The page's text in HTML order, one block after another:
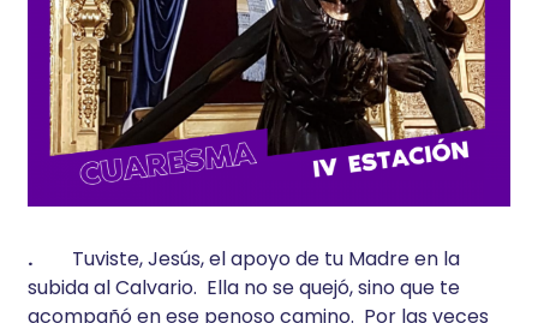
. Tuviste, Jesús, el apoyo de tu Madre en la
subida al Calvario. Ella no se quejó, sino que te
acompañó en ese penoso camino. Por las veces